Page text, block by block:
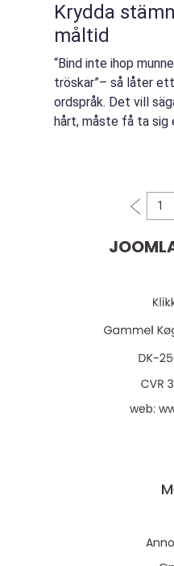
Krydda
måltid
“Bind inte ihop
tröskar”– så låter
ordspråk. Det vill
hårt, måste få ta sig
1
web: